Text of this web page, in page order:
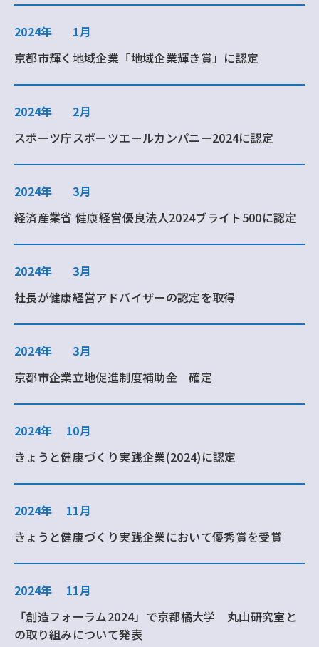
2024年
1月
京都市輝く地域企業「地域企業輝き賞」に認定
2024年
2月
スポーツ庁スポーツエールカンパニー2024に認定
2024年
3月
経済産業省 健康経営優良法人2024ブライト500に認定
2024年
3月
社長が健康経営アドバイザーの認定を取得
2024年
3月
京都市企業立地促進制度補助金 確定
2024年
10月
きょうと健康づくり実践企業(2024)に認定
2024年
11月
きょうと健康づくり実践企業において優秀賞を受賞
2024年
11月
「創造フォーラム2024」で京都橘大学 丸山研究室と
の取り組みについて発表